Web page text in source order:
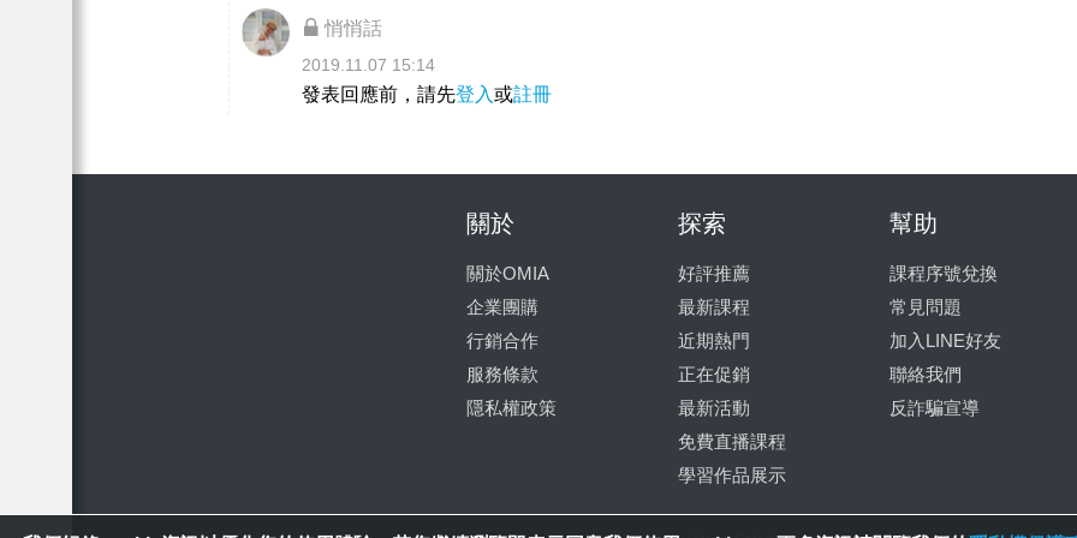
悄悄話
2019.11.07 15:14
發表回應前，請先登入或註冊
關於
關於OMIA
企業團購
行銷合作
服務條款
隱私權政策
探索
好評推薦
最新課程
近期熱門
正在促銷
最新活動
免費直播課程
學習作品展示
幫助
課程序號兌換
常見問題
加入LINE好友
聯絡我們
反詐騙宣導